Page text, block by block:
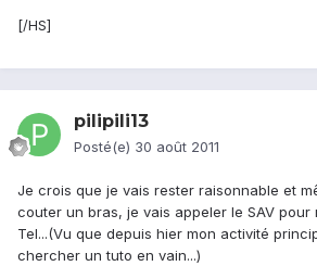
[/HS]
pilipili13
Posté(e) 30 août 2011
Je crois que je vais rester raisonnable et
couter un bras, je vais appeler le SAV
Tel...(Vu que depuis hier mon activité
chercher un tuto en vain...)